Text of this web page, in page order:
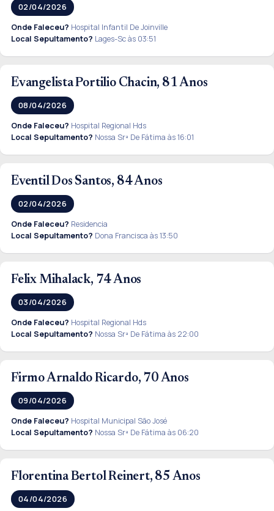
02/04/2026
Onde Faleceu? Hospital Infantil De Joinville
Local Sepultamento? Lages-Sc às 03:51
Evangelista Portilio Chacin, 81 Anos
08/04/2026
Onde Faleceu? Hospital Regional Hds
Local Sepultamento? Nossa Srª De Fátima às 16:01
Eventil Dos Santos, 84 Anos
02/04/2026
Onde Faleceu? Residencia
Local Sepultamento? Dona Francisca às 13:50
Felix Mihalack, 74 Anos
03/04/2026
Onde Faleceu? Hospital Regional Hds
Local Sepultamento? Nossa Srª De Fátima às 22:00
Firmo Arnaldo Ricardo, 70 Anos
09/04/2026
Onde Faleceu? Hospital Municipal São José
Local Sepultamento? Nossa Srª De Fátima às 06:20
Florentina Bertol Reinert, 85 Anos
04/04/2026